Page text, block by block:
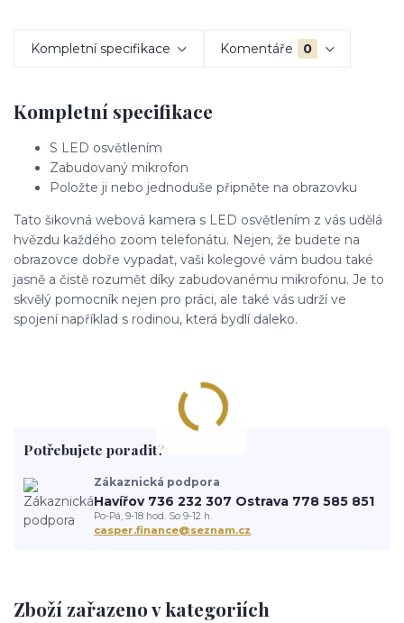
Kompletní specifikace Komentáře 0
Kompletní specifikace
S LED osvětlením
Zabudovaný mikrofon
Položte ji nebo jednoduše připněte na obrazovku
Tato šikovná webová kamera s LED osvětlením z vás udělá
hvězdu každého zoom telefonátu. Nejen, že budete na
obrazovce dobře vypadat, vaši kolegové vám budou také
jasně a čistě rozumět díky zabudovanému mikrofonu. Je to
skvělý pomocník nejen pro práci, ale také vás udrží ve
spojení například s rodinou, která bydlí daleko.
Zboží zařazeno v kategoriích
Potřebujete poradit?
Zákaznická podpora
Havířov 736 232 307 Ostrava 778 585 851
Po-Pá, 9-18 hod. So 9-12 h.
casper.finance@seznam.cz